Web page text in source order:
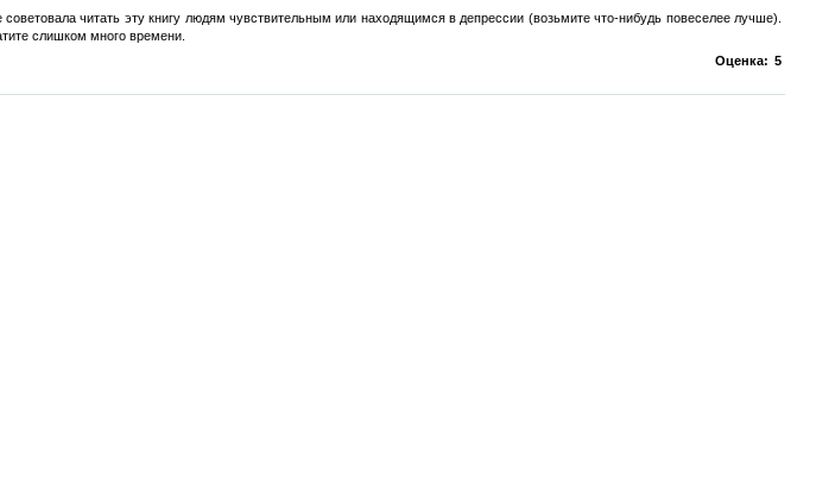
читать эту книгу людям чувствительным или находящимся в депрессии (возьмите что-нибудь повеселее лучше).
слишком много времени.
Оценка: 5